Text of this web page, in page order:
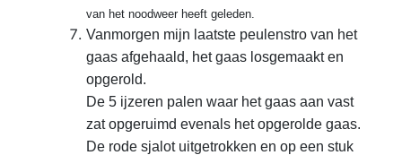
van het noodweer heeft geleden.
Vanmorgen mijn laatste peulenstro van het
gaas afgehaald, het gaas losgemaakt en
opgerold.
De 5 ijzeren palen waar het gaas aan vast
zat opgeruimd evenals het opgerolde gaas.
De rode sjalot uitgetrokken en op een stuk